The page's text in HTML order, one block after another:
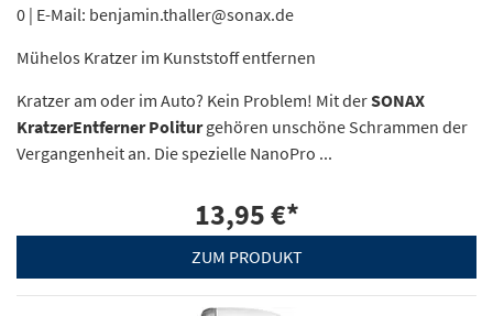
0 | E-Mail: benjamin.thaller@sonax.de
Mühelos Kratzer im Kunststoff entfernen
Kratzer am oder im Auto? Kein Problem! Mit derSONAX
KratzerEntferner Politurgehören unschöne Schrammen der
Vergangenheit an. Die spezielle NanoPro ...
13,95 €*
ZUM PRODUKT